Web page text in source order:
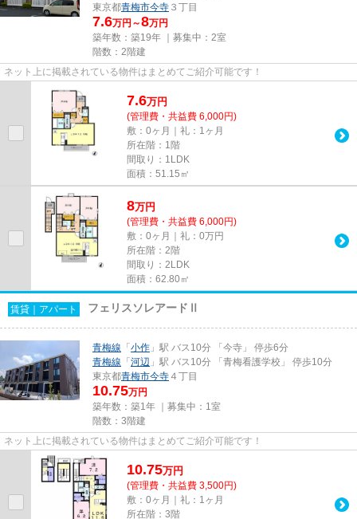
東京都青梅市今寺 ３丁目
7.6万円～8万円
築年数：築19年 ｜募集中： 2室
階数：2階建
ネット上に掲載されている物件はまとめてご紹介可能です！
7.6万円
(管理費・共益費 6,000円)
敷：0ヶ月｜礼：1ヶ月
所在階：1階
間取り：1LDK
面積：51.15㎡
8万円
(管理費・共益費 6,000円)
敷：0ヶ月｜礼：0万円
所在階：2階
間取り：2LDK
面積：62.80㎡
賃貸｜アパート フェリスソレアードⅡ
青梅線 「小作 」駅 バス10分 「今寺」 停歩6分
青梅線 「河辺 」駅 バス10分 「青梅看護学校」 停歩10分
東京都青梅市今寺 ４丁目
10.75万円
築年数：築1年 ｜募集中： 1室
階数：3階建
ネット上に掲載されている物件はまとめてご紹介可能です！
10.75万円
(管理費・共益費 3,500円)
敷：0ヶ月｜礼：1ヶ月
所在階：3階